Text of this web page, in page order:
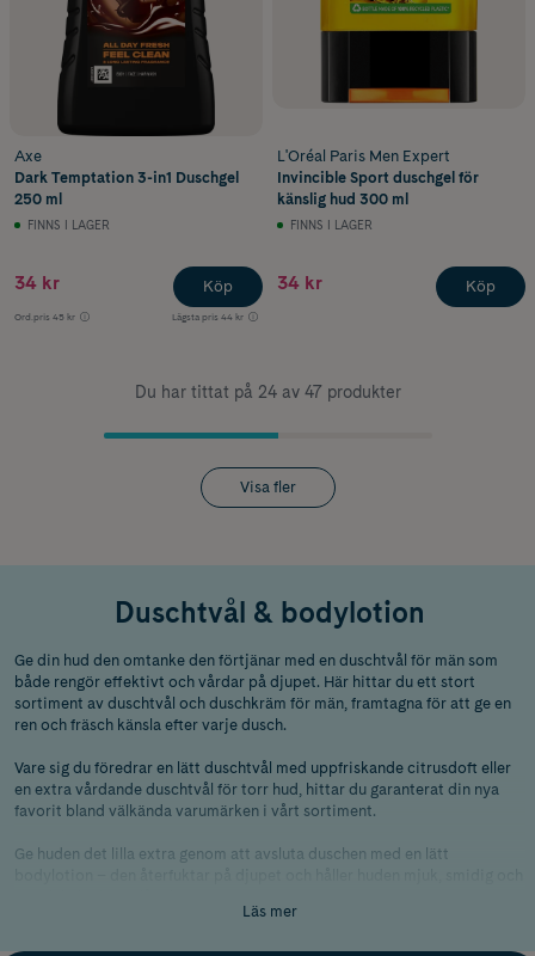
Axe
Dark Temptation 3-in1 Duschgel
250 ml
FINNS I LAGER
34 kr
Ord.pris 45 kr Lägsta pris 44 kr
Köp
L'Oréal Paris Men Expert
Invincible Sport duschgel för
känslig hud 300 ml
FINNS I LAGER
34 kr Köp
Du har tittat på 24 av 47 produkter
Visa fler
Duschtvål & bodylotion
Ge din hud den omtanke den förtjänar med en duschtvål för män som
både rengör effektivt och vårdar på djupet. Här hittar du ett stort
sortiment av duschtvål och duschkräm för män, framtagna för att ge en
ren och fräsch känsla efter varje dusch.
Vare sig du föredrar en lätt duschtvål med uppfriskande citrusdoft eller
en extra vårdande duschtvål för torr hud, hittar du garanterat din nya
favorit bland välkända varumärken i vårt sortiment.
Ge huden det lilla extra genom att avsluta duschen med en lätt
Läs mer